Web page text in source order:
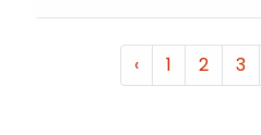
‹ 1 2 3